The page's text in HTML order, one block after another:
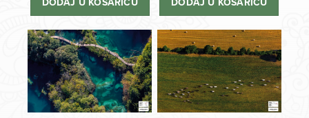
DODAJ U KOŠARICU DODAJ U KOŠARICU